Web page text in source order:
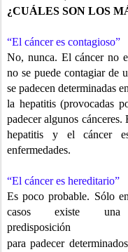
¿CUÁLES SON LOS
“El cáncer es contagioso”
No, nunca. El cáncer no
no se puede contagiar de
se padecen determinadas
la hepatitis (provocadas
padecer algunos
hepatitis y el cáncer
enfermedades.
“El cáncer es hereditario”
Es poco probable. Sólo
casos existe una
predisposición
para padecer